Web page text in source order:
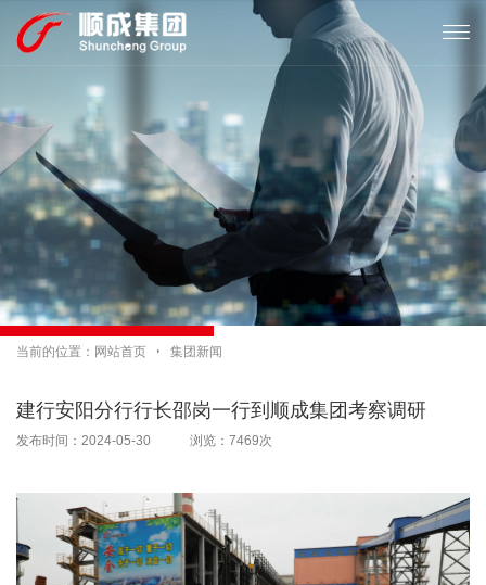

当前的位置： 网站首页  集团新闻
建行安阳分行行长邵岗一行到顺成集团考察调研
发布时间：2024-05-30 浏览：7469次